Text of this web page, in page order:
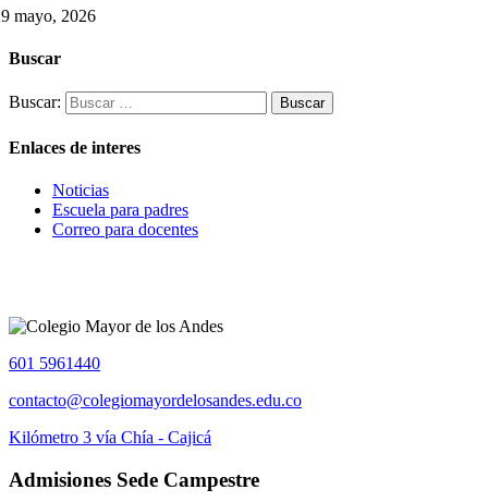
mayo, 2026
Buscar
Buscar:
Enlaces de interes
Noticias
Escuela para padres
Correo para docentes
601 5961440
contacto@colegiomayordelosandes.edu.co
Kilómetro 3 vía Chía - Cajicá
Admisiones Sede Campestre